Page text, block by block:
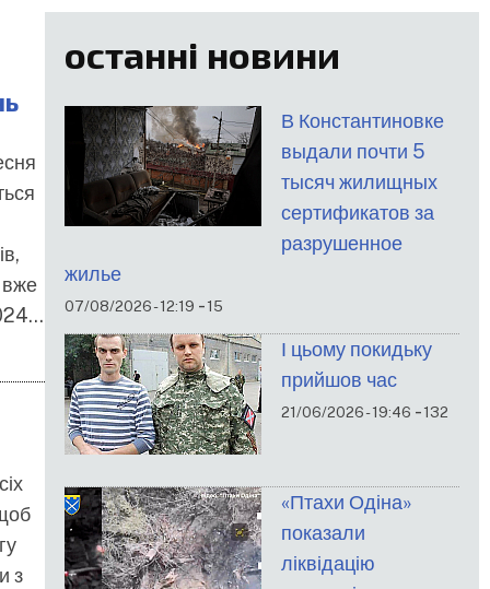
вже
з
останні новини
В Константиновке
выдали почти 5
тысяч жилищных
сертификатов за
разрушенное
жилье
07/08/2026 - 12:19 -15
І цьому покидьку
прийшов час
21/06/2026 - 19:46 -132
«Птахи Одіна»
показали
ліквідацію